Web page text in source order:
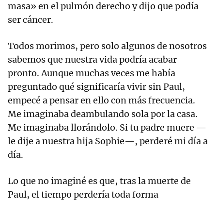
masa» en el pulmón derecho y dijo que podía
ser cáncer.
Todos morimos, pero solo algunos de nosotros
sabemos que nuestra vida podría acabar
pronto. Aunque muchas veces me había
preguntado qué significaría vivir sin Paul,
empecé a pensar en ello con más frecuencia.
Me imaginaba deambulando sola por la casa.
Me imaginaba llorándolo. Si tu padre muere —
le dije a nuestra hija Sophie—, perderé mi día a
día.
Lo que no imaginé es que, tras la muerte de
Paul, el tiempo perdería toda forma